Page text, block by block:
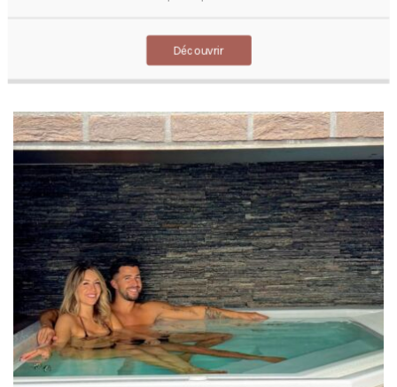
Découvrir